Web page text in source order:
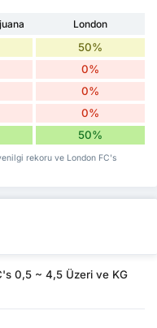
London
50%
0%
0%
0%
50%
rekoru ve London FC's
0,5 ~ 4,5 Üzeri ve KG